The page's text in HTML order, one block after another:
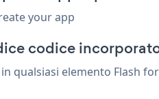
your app
codice
qualsiasi elemento Flash